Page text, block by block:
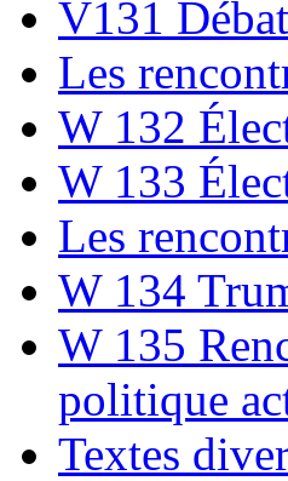
V131
Les
W 132
W 133
Les
W 134
W 135
politique
Textes